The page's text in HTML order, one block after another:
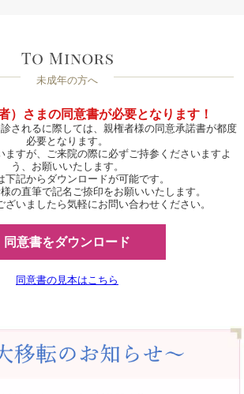
未成年の方へ
）さまの同意書が必要となります！
されるに際しては、親権者様の同意承諾書が都度
必要となります。
ますが、ご来院の際に必ずご持参くださいますよ
う、お願いいたします。
下記からダウンロードが可能です。
の直筆で記名ご捺印をお願いいたします。
ざいましたら気軽にお問い合わせください。
同意書をダウンロード
同意書の見本はこちら